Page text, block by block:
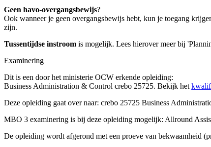
Geen havo-overgangsbewijs?
Ook wanneer je geen overgangsbewijs hebt, kun je toegang
zijn.
Tussentijdse instroom is mogelijk. Lees hierover meer bij
Examinering
Dit is een door het ministerie OCW erkende opleiding:
Business Administration & Control crebo 25725. Bekijk het
Deze opleiding gaat over naar: crebo 25725 Business
MBO 3 examinering is bij deze opleiding mogelijk: Allround
De opleiding wordt afgerond met een proeve van bekwaamheid